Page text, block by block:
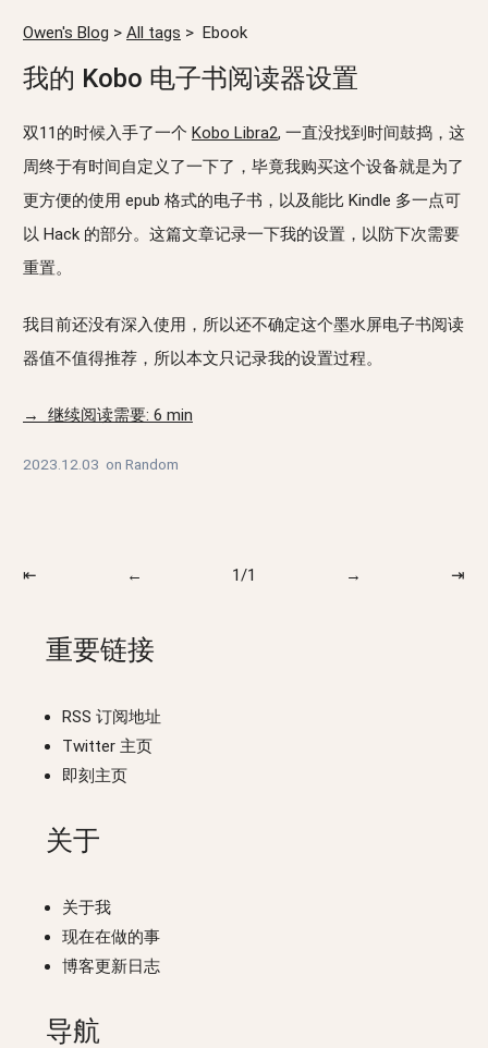
Owen's Blog > All tags > Ebook
我的 Kobo 电子书阅读器设置
双11的时候入手了一个 Kobo Libra2, 一直没找到时间鼓捣，这
周终于有时间自定义了一下了，毕竟我购买这个设备就是为了
更方便的使用 epub 格式的电子书，以及能比 Kindle 多一点可
以 Hack 的部分。这篇文章记录一下我的设置，以防下次需要
重置。
我目前还没有深入使用，所以还不确定这个墨水屏电子书阅读
器值不值得推荐，所以本文只记录我的设置过程。
→ 继续阅读需要: 6 min
2023.12.03 on Random
⇤ ← 1/1 → ⇥
重要链接
RSS 订阅地址
Twitter 主页
即刻主页
关于
关于我
现在在做的事
博客更新日志
导航